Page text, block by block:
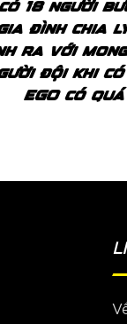
18 người
đình chia
ra với
đội khi
EGO có